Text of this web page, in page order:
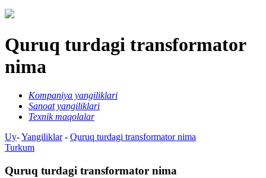
Quruq turdagi transformator
nima
Kompaniya yangiliklari
Sanoat yangiliklari
Texnik maqolalar
Uy-Yangiliklar- Quruq turdagi transformator nima
Turkum
Quruq turdagi transformator nima